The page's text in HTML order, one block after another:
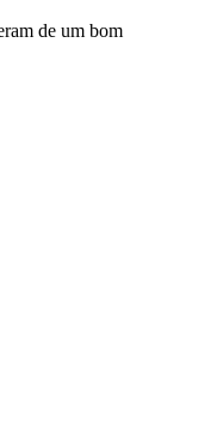
de um bom